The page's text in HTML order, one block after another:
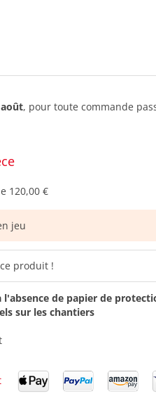
, pour toute commande
120,00 €
jeu
produit !
de papier de
sur les chantiers